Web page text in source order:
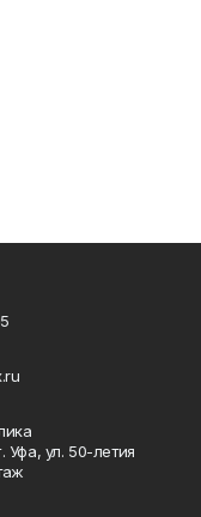
Уфа, ул. 50-летия